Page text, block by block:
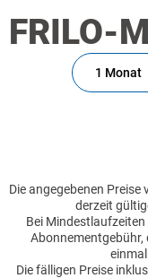
FRILO-
1 Monat
Die angegebenen
derzeit
Bei
Abonnementgebühr,
Die fälligen Preise